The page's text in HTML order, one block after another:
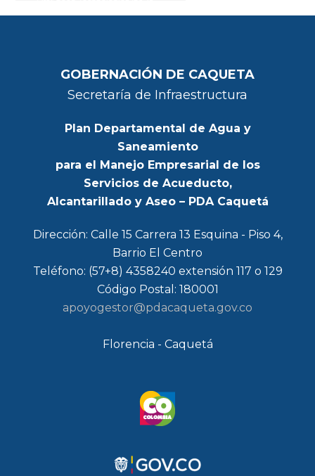
GOBERNACIÓN DE CAQUETA
Secretaría de Infraestructura
Plan Departamental de Agua y
Saneamiento
para el Manejo Empresarial de los
Servicios de Acueducto,
Alcantarillado y Aseo – PDA Caquetá
Dirección: Calle 15 Carrera 13 Esquina - Piso 4,
Barrio El Centro
Teléfono: (57+8) 4358240 extensión 117 o 129
Código Postal: 180001
apoyogestor@pdacaqueta.gov.co
Florencia - Caquetá